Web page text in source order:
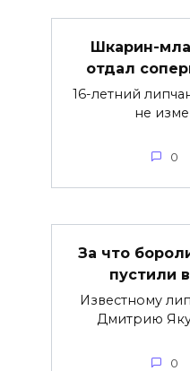
Шкарин-
отдал
16-летний
не
0
За что
пустили
Известному
Дмитрию
0